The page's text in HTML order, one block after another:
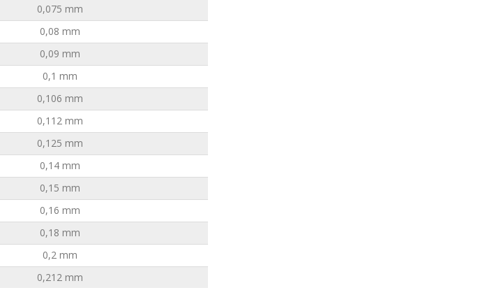
0,075 mm
0,08 mm
0,09 mm
0,1 mm
0,106 mm
0,112 mm
0,125 mm
0,14 mm
0,15 mm
0,16 mm
0,18 mm
0,2 mm
0,212 mm